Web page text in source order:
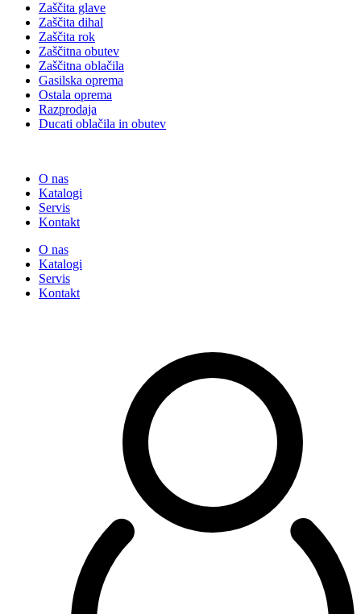
Zaščita glave
Zaščita dihal
Zaščita rok
Zaščitna obutev
Zaščitna oblačila
Gasilska oprema
Ostala oprema
Razprodaja
Ducati oblačila in obutev
O nas
Katalogi
Servis
Kontakt
O nas
Katalogi
Servis
Kontakt